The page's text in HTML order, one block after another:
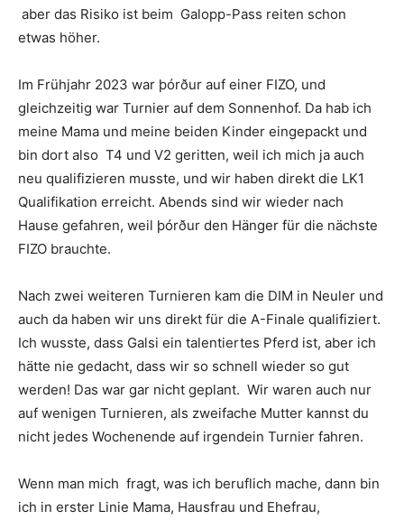
aber das Risiko ist beim Galopp-Pass reiten schon
etwas höher.
Im Frühjahr 2023 war þórður auf einer FIZO, und
gleichzeitig war Turnier auf dem Sonnenhof. Da hab ich
meine Mama und meine beiden Kinder eingepackt und
bin dort also T4 und V2 geritten, weil ich mich ja auch
neu qualifizieren musste, und wir haben direkt die LK1
Qualifikation erreicht. Abends sind wir wieder nach
Hause gefahren, weil þórður den Hänger für die nächste
FIZO brauchte.
Nach zwei weiteren Turnieren kam die DIM in Neuler und
auch da haben wir uns direkt für die A-Finale qualifiziert.
Ich wusste, dass Galsi ein talentiertes Pferd ist, aber ich
hätte nie gedacht, dass wir so schnell wieder so gut
werden! Das war gar nicht geplant. Wir waren auch nur
auf wenigen Turnieren, als zweifache Mutter kannst du
nicht jedes Wochenende auf irgendein Turnier fahren.
Wenn man mich fragt, was ich beruflich mache, dann bin
ich in erster Linie Mama, Hausfrau und Ehefrau,